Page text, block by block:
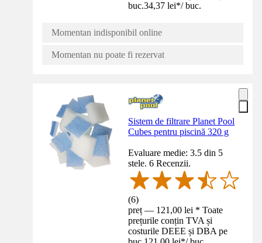
buc.34,37 lei*/ buc.
Momentan indisponibil online
Momentan nu poate fi rezervat
Sistem de filtrare Planet Pool
Cubes pentru piscină 320 g
Evaluare medie: 3.5 din 5
stele. 6 Recenzii.
(6)
preț — 121,00 lei * Toate
prețurile conțin TVA și
costurile DEEE și DBA pe